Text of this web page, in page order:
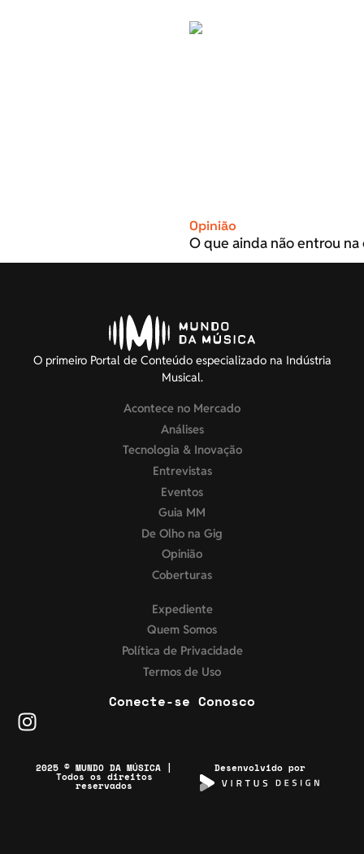
Opinião
O que ainda não entrou
O primeiro Portal de Conteúdo especializado na Indústria
Musical.
Acontece no Mercado
Análises
Tecnologia & Inovação
Entrevistas
Eventos
Guia MM
De Olho na Gig
Opinião
Coberturas
Expediente
Quem Somos
Política de Privacidade
Termos de Uso
Conecte-se Conosco
2025 © MUNDO DA MÚSICA |
Todos os direitos
reservados
Desenvolvido por